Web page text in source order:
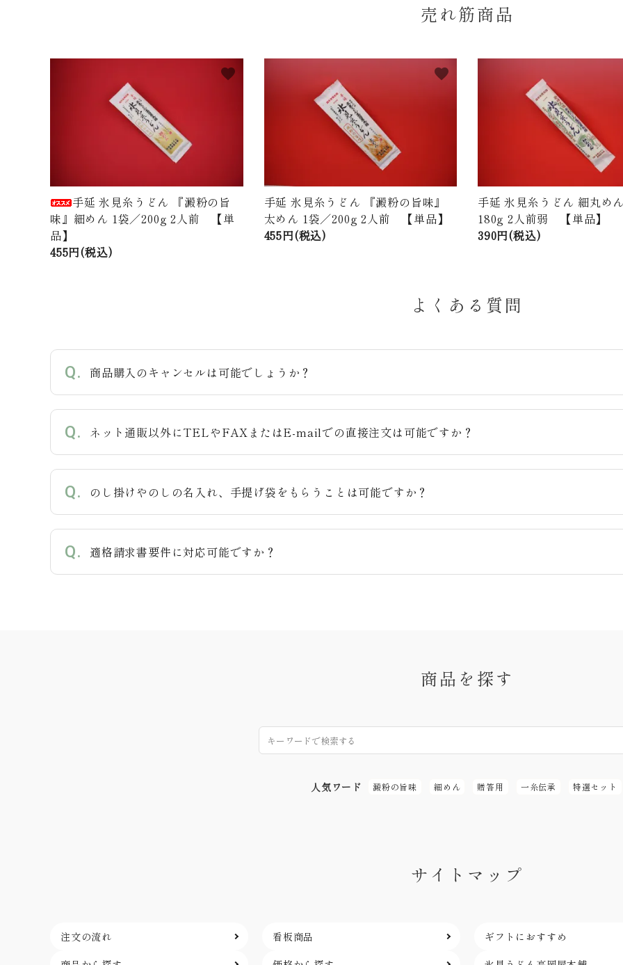
売れ筋商品
手延 氷見糸うどん 『澱粉の旨
味』細めん 1袋／200g 2人前 【単
品】
455円(税込)
favorite
手延 氷見糸うどん 『澱粉の旨味』
太めん 1袋／200g 2人前 【単品】
455円(税込)
favorite
手延 氷見糸うどん 細丸め
180g 2人前弱 【単品】
390円(税込)
よくある質問
商品購入のキャンセルは可能でしょうか？
ネット通販以外にTELやFAXまたはE-mailでの直接注文は可能ですか？
のし掛けやのしの名入れ、手提げ袋をもらうことは可能ですか？
適格請求書要件に対応可能ですか？
商品を探す
人気ワード 澱粉の旨味 細めん 贈答用 一糸伝承 特選セット
サイトマップ
注文の流れ 看板商品 ギフトにおすすめ